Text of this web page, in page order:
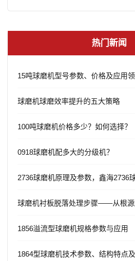
热门新闻
15吨球磨机型号参数、价格及应用
球磨机球磨效率提升的五大策略
100吨球磨机价格多少？如何选择？
0918球磨机配多大的分级机？
2736球磨机原理及参数，鑫海2736
球磨机衬板脱落处理步骤——从根
1856溢流型球磨机规格参数与应用
1864型球磨机技术参数、结构特点